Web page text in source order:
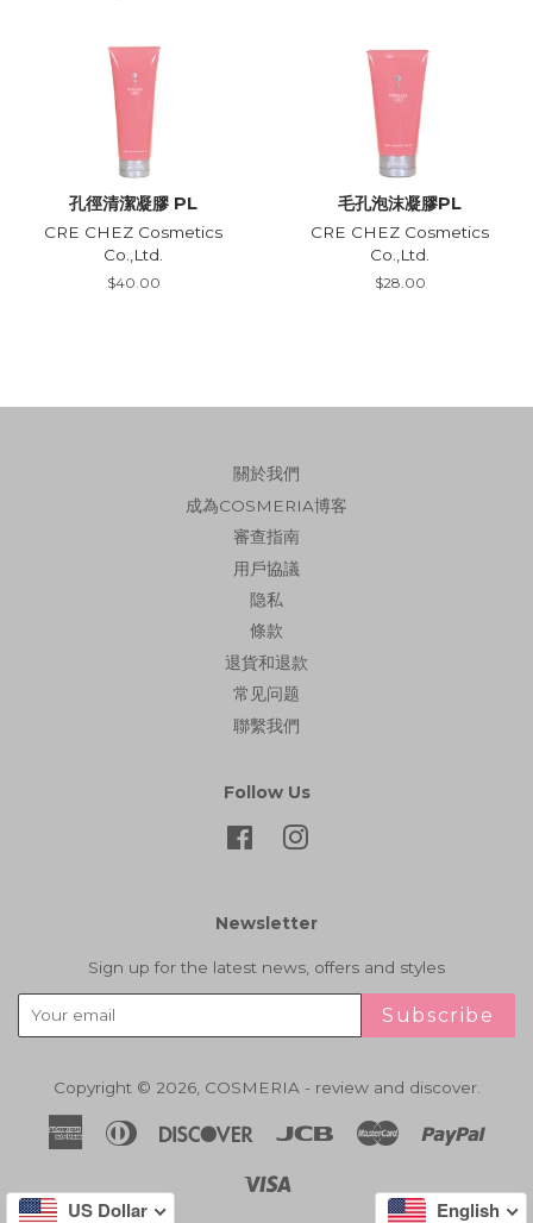
孔徑清潔凝膠 PL
CRE CHEZ Cosmetics
Co.,Ltd.
Regular
$40.00
毛孔泡沫凝膠PL
CRE CHEZ Cosmetics
Co.,Ltd.
Regular
$28.00
關於我們
成為COSMERIA博客
審查指南
用戶協議
隐私
條款
退貨和退款
常见问题
聯繫我們
Follow Us
FacebookInstagram
Newsletter
Sign up for the latest news, offers and styles
Subscribe
Copyright © 2026, COSMERIA - review and discover.
AmericanDiners
Discover Jcb Master
English
US Dollar